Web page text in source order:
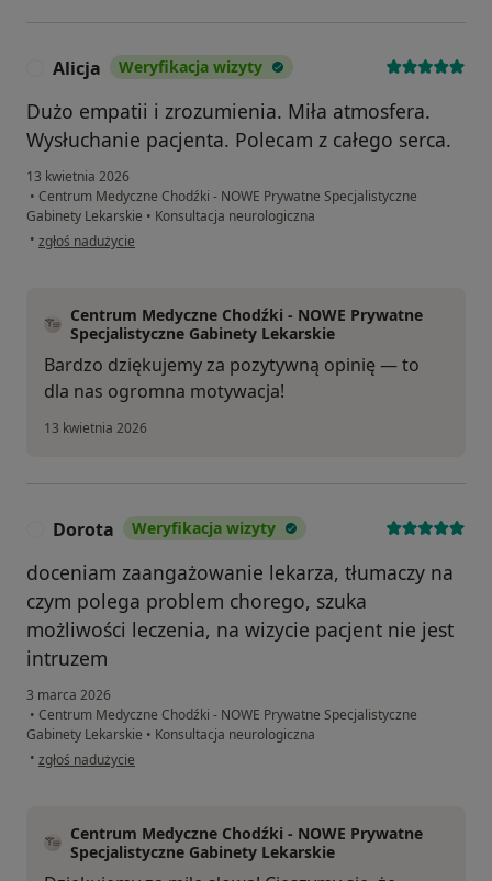
Alicja Weryfikacja wizyty
Dużo empatii i zrozumienia. Miła atmosfera.
Wysłuchanie pacjenta. Polecam z całego serca.
13 kwietnia 2026
• Centrum Medyczne Chodźki - NOWE Prywatne Specjalistyczne
Gabinety Lekarskie • Konsultacja neurologiczna
• w opinii użytkownika Alicja
zgłoś nadużycie
Centrum Medyczne Chodźki - NOWE Prywatne
Specjalistyczne Gabinety Lekarskie
Bardzo dziękujemy za pozytywną opinię — to
dla nas ogromna motywacja!
13 kwietnia 2026
Dorota Weryfikacja wizyty
doceniam zaangażowanie lekarza, tłumaczy na
czym polega problem chorego, szuka
możliwości leczenia, na wizycie pacjent nie jest
intruzem
3 marca 2026
• Centrum Medyczne Chodźki - NOWE Prywatne Specjalistyczne
Gabinety Lekarskie • Konsultacja neurologiczna
• w opinii użytkownika Dorota
zgłoś nadużycie
Centrum Medyczne Chodźki - NOWE Prywatne
Specjalistyczne Gabinety Lekarskie